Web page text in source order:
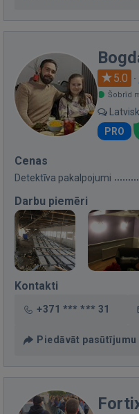
5.0 ·
Šobrīd
PRO
Cenas
Detektīva pakalpojumi
Darbu piemēri
Kontakti
+371 *** *** 31
Piedāvāt pasūtījumu